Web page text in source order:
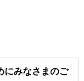
にみなさまのご